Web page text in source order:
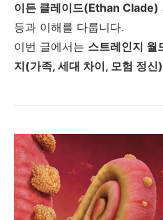
이든 클레이드(Ethan Clade)
등과 이해를 다룹니다.
이번 글에서는 스트레인지 월
지(가족, 세대 차이, 모험 정신)